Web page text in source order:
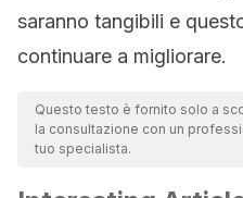
saranno tangibili e
continuare a migliorare.
Questo testo è fornito solo a
la consultazione con un
tuo specialista.